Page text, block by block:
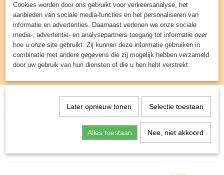
Inloggen Registreren
UW WINKELWAGEN
(0)
Cookies worden door ons gebruikt voor verkeersanalyse, het
aanbieden van sociale media-functies en het personaliseren van
informatie en advertenties. Daarnaast verlenen we onze sociale
media-, advertentie- en analysepartners toegang tot informatie over
hoe u onze site gebruikt. Zij kunnen deze informatie gebruiken in
combinatie met andere gegevens die zij mogelijk hebben verzameld
door uw gebruik van hun diensten of die u hen hebt verstrekt.
Later opnieuw tonen Selectie toestaan
Alles toestaan Nee, niet akkoord